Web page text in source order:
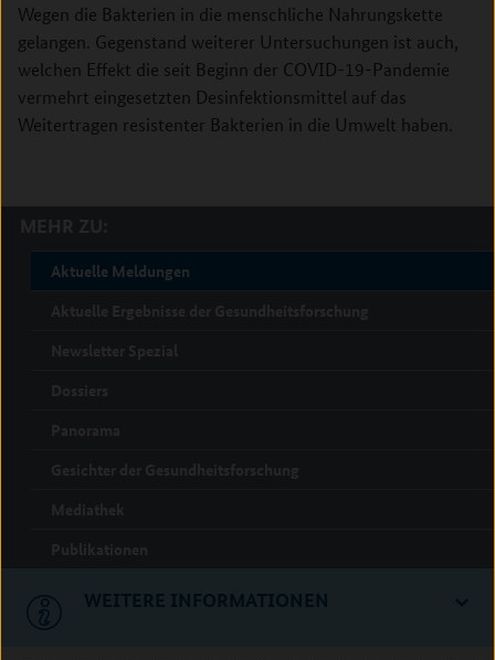
Wegen die Bakterien in die menschliche Nahrungskette
gelangen. Gegenstand weiterer Untersuchungen ist auch,
welchen Effekt die seit Beginn der COVID-19-Pandemie
vermehrt eingesetzten Desinfektionsmittel auf das
Weitertragen resistenter Bakterien in die Umwelt haben.
Aktuelle Meldungen
WEITERE INFORMATIONEN